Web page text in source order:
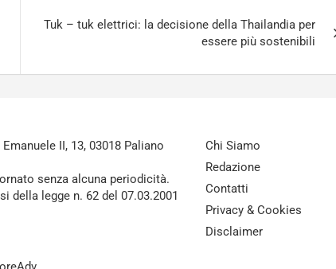
Tuk – tuk elettrici: la decisione della Thailandia per
essere più sostenibili
II, 13, 03018 Paliano
senza alcuna periodicità.
della legge n. 62 del 07.03.2001
Chi Siamo
Redazione
Contatti
Privacy & Cookies
Disclaimer